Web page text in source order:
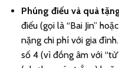
Phúng điếu và quà
điếu (gọi là “Bai Jin”
nặng chi phí với gia
số 4 (vì đồng âm với